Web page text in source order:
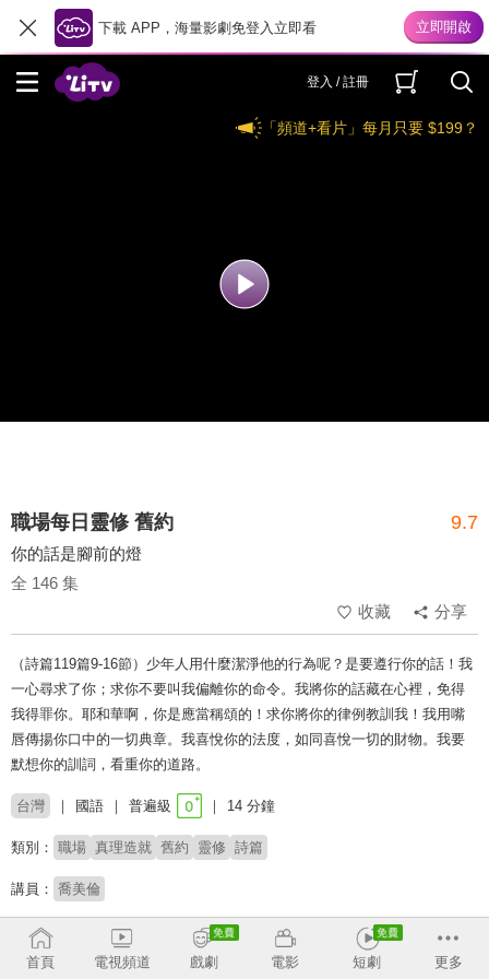
下載 APP，海量影劇免登入立即看
登入 / 註冊
「頻道+看片」每月只要 $199？
職場每日靈修 舊約 9.7
你的話是腳前的燈
全 146 集
收藏
分享
（詩篇119篇9-16節）少年人用什麼潔淨他的行為呢？是要遵行你的話！我
一心尋求了你；求你不要叫我偏離你的命令。我將你的話藏在心裡，免得
我得罪你。耶和華啊，你是應當稱頌的！求你將你的律例教訓我！我用嘴
唇傳揚你口中的一切典章。我喜悅你的法度，如同喜悅一切的財物。我要
默想你的訓詞，看重你的道路。
台灣 國語 普遍級 14 分鐘
類別： 職場 真理造就 舊約 靈修 詩篇
講員： 喬美倫
收回
首頁
電視頻道 戲劇 電影 短劇 更多